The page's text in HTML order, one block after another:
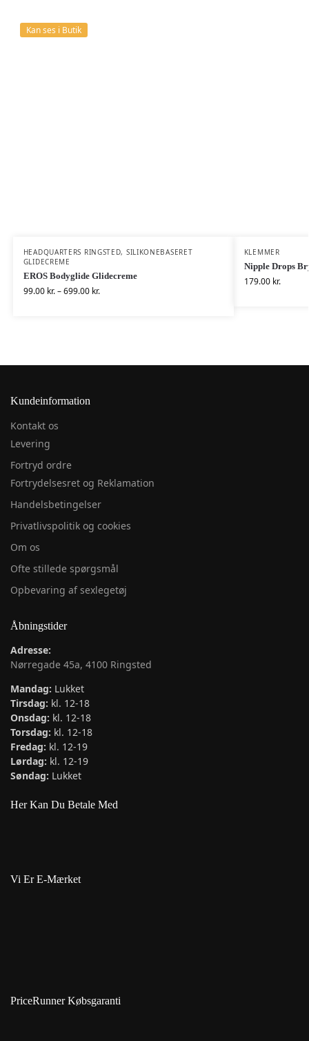
Kan ses i Butik
HEADQUARTERS RINGSTED, SILIKONEBASERET
GLIDECREME
EROS Bodyglide Glidecreme
99.00 kr.–699.00 kr.
KLEMMER
Nipple Drops
179.00 kr.
Kundeinformation
Kontakt os
Levering
Fortryd ordre
Fortrydelsesret og Reklamation
Handelsbetingelser
Privatlivspolitik og cookies
Om os
Ofte stillede spørgsmål
Opbevaring af sexlegetøj
Åbningstider
Adresse:
Nørregade 45a, 4100 Ringsted
Mandag: Lukket
Tirsdag: kl. 12-18
Onsdag: kl. 12-18
Torsdag: kl. 12-18
Fredag: kl. 12-19
Lørdag: kl. 12-19
Søndag: Lukket
Her Kan Du Betale Med
Vi Er E-Mærket
PriceRunner Købsgaranti